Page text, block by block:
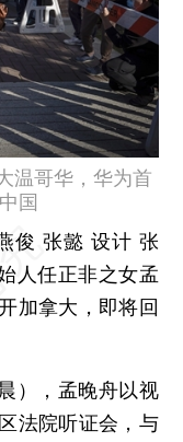
温哥华，华为首
国
俊 张懿 设计 张
人任正非之女孟
加拿大，即将回
，孟晚舟以视
法院听证会，与